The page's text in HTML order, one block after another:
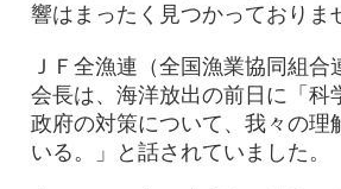
響はまったく見つかっておりま
ＪＦ全漁連（全国漁業協同組合
会長は、海洋放出の前日に「科
政府の対策について、我々の理
いる。」と話されていました。